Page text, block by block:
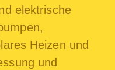
elektrische
Heizen und
und